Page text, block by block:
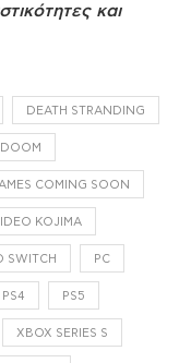
και
DEATH STRANDING
DOOM
COMING SOON
KOJIMA
SWITCH PC
PS4 PS5
XBOX SERIES S